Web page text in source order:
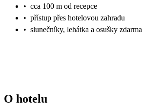
• cca 100 m od recepce
• přístup přes hotelovou zahradu
• slunečníky, lehátka a osušky zdarma
O hotelu